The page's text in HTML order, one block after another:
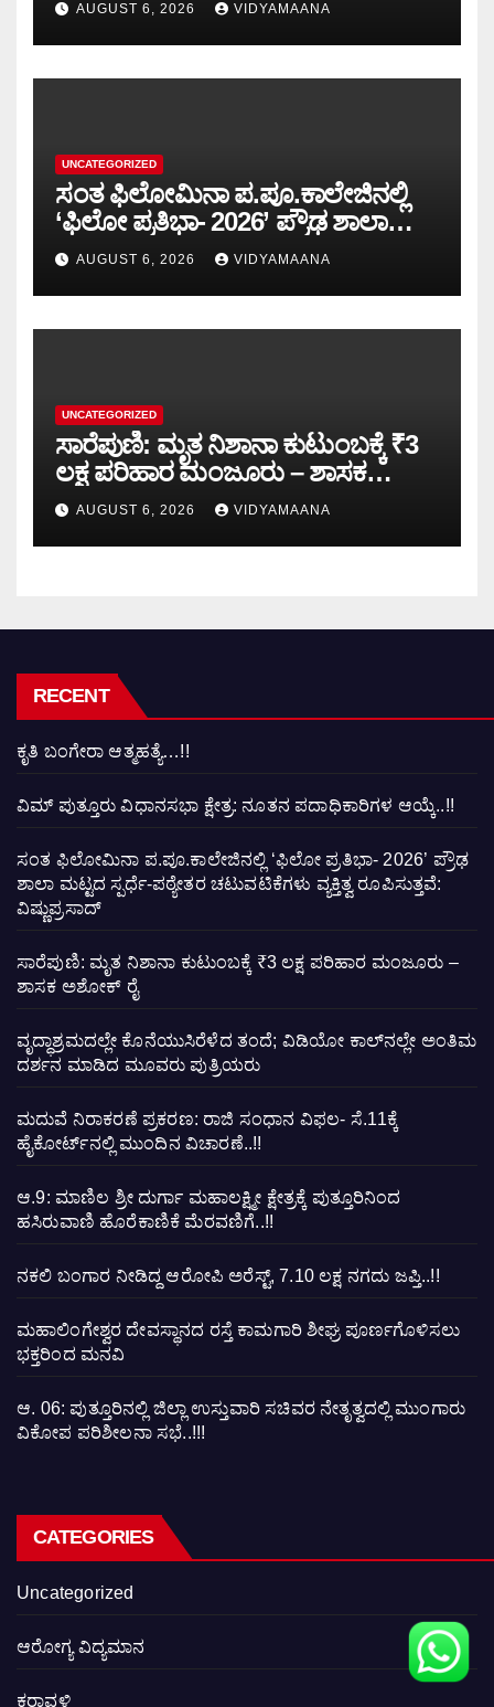
AUGUST 6, 2026 VIDYAMAANA
UNCATEGORIZED
ಸಂತ ಫಿಲೋಮಿನಾ ಪ.ಪೂ.ಕಾಲೇಜಿನಲ್ಲಿ
‘ಫಿಲೋ ಪ್ರತಿಭಾ- 2026’ ಪ್ರೌಢ ಶಾಲಾ
ಮಟ್ಟದ ಸ್ಪರ್ಧೆ-ಪಠ್ಯೇತರ ಚಟುವಟಿಕೆಗಳು
AUGUST 6, 2026 VIDYAMAANA
UNCATEGORIZED
ಸಾರೆಪುಣಿ: ಮೃತ ನಿಶಾನಾ ಕುಟುಂಬಕ್ಕೆ ₹3
ಲಕ್ಷ ಪರಿಹಾರ ಮಂಜೂರು – ಶಾಸಕ
ಅಶೋಕ್ ರೈ
AUGUST 6, 2026 VIDYAMAANA
RECENT
ಕೃತಿ ಬಂಗೇರಾ ಆತ್ಮಹತ್ಯೆ…!!
ವಿಮ್ ಪುತ್ತೂರು ವಿಧಾನಸಭಾ ಕ್ಷೇತ್ರ: ನೂತನ ಪದಾಧಿಕಾರಿಗಳ ಆಯ್ಕೆ..!!
ಸಂತ ಫಿಲೋಮಿನಾ ಪ.ಪೂ.ಕಾಲೇಜಿನಲ್ಲಿ ‘ಫಿಲೋ ಪ್ರತಿಭಾ- 2026’ ಪ್ರೌಢ
ಶಾಲಾ ಮಟ್ಟದ ಸ್ಪರ್ಧೆ-ಪಠ್ಯೇತರ ಚಟುವಟಿಕೆಗಳು ವ್ಯಕ್ತಿತ್ವ ರೂಪಿಸುತ್ತವೆ:
ವಿಷ್ಣುಪ್ರಸಾದ್
ಸಾರೆಪುಣಿ: ಮೃತ ನಿಶಾನಾ ಕುಟುಂಬಕ್ಕೆ ₹3 ಲಕ್ಷ ಪರಿಹಾರ ಮಂಜೂರು –
ಶಾಸಕ ಅಶೋಕ್ ರೈ
ವೃದ್ಧಾಶ್ರಮದಲ್ಲೇ ಕೊನೆಯುಸಿರೆಳೆದ ತಂದೆ; ವಿಡಿಯೋ ಕಾಲ್‌ನಲ್ಲೇ ಅಂತಿಮ
ದರ್ಶನ ಮಾಡಿದ ಮೂವರು ಪುತ್ರಿಯರು
ಮದುವೆ ನಿರಾಕರಣೆ ಪ್ರಕರಣ: ರಾಜಿ ಸಂಧಾನ ವಿಫಲ- ಸೆ.11ಕ್ಕೆ
ಹೈಕೋರ್ಟ್‌ನಲ್ಲಿ ಮುಂದಿನ ವಿಚಾರಣೆ..!!
ಆ.9: ಮಾಣಿಲ ಶ್ರೀ ದುರ್ಗಾ ಮಹಾಲಕ್ಷ್ಮೀ ಕ್ಷೇತ್ರಕ್ಕೆ ಪುತ್ತೂರಿನಿಂದ
ಹಸಿರುವಾಣಿ ಹೊರೆಕಾಣಿಕೆ ಮೆರವಣಿಗೆ..!!
ನಕಲಿ ಬಂಗಾರ ನೀಡಿದ್ದ ಆರೋಪಿ ಅರೆಸ್ಟ್, 7.10 ಲಕ್ಷ ನಗದು ಜಪ್ತಿ..!!
ಮಹಾಲಿಂಗೇಶ್ವರ ದೇವಸ್ಥಾನದ ರಸ್ತೆ ಕಾಮಗಾರಿ ಶೀಘ್ರ ಪೂರ್ಣಗೊಳಿಸಲು
ಭಕ್ತರಿಂದ ಮನವಿ
ಆ. 06: ಪುತ್ತೂರಿನಲ್ಲಿ ಜಿಲ್ಲಾ ಉಸ್ತುವಾರಿ ಸಚಿವರ ನೇತೃತ್ವದಲ್ಲಿ ಮುಂಗಾರು
ವಿಕೋಪ ಪರಿಶೀಲನಾ ಸಭೆ..!!!
CATEGORIES
Uncategorized
ಆರೋಗ್ಯ ವಿದ್ಯಮಾನ
ಕರಾವಳಿ